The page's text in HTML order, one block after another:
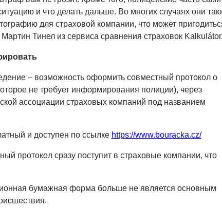
и что делать дальше. Во многих случаях они
для страховой компании, что может
Тинел из сервиса сравнения страховок Kalkulátor.
– возможность оформить совместный протокол о
не требует информирования полиции), через
ассоциации страховых компаний под названием
и доступен по ссылке https://www.bouracka.cz/
протокол сразу поступит в страховые компании, что
бумажная форма больше не является основным